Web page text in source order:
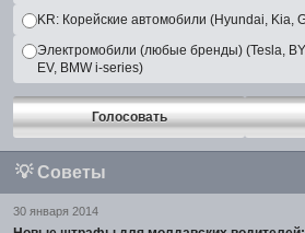
KR: Корейские автомобили (Hyundai, Kia,
Электромобили (любые бренды) (Tesla,
EV, BMW i-series)
Голосовать
💡 Советы
30 января 2014